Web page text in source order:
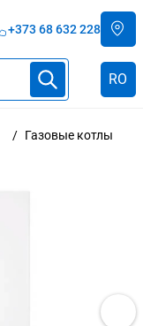
+373 68 632 228
RO
Газовые котлы